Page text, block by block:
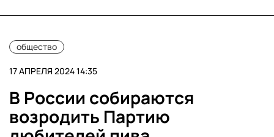
общество
17 АПРЕЛЯ 2024 14:35
В России собираются
возродить Партию